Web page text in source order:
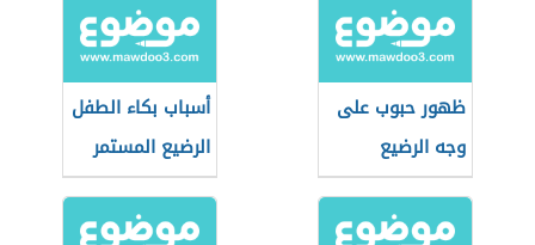
ظهور حبوب على
وجه الرضيع
أسباب بكاء الطفل
الرضيع المستمر